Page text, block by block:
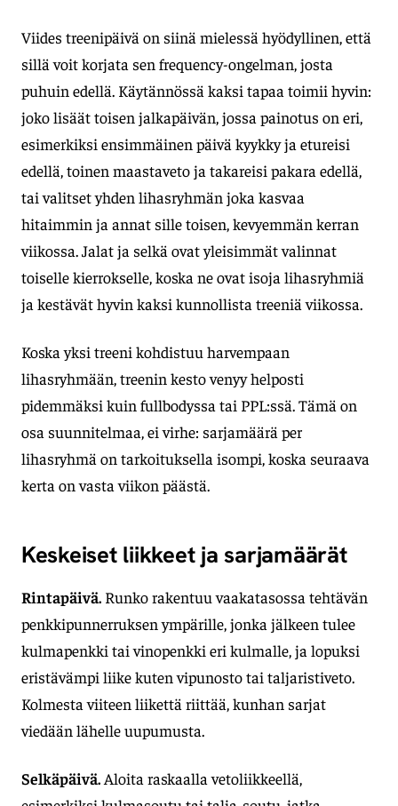
Viides treenipäivä on siinä mielessä hyödyllinen, että
sillä voit korjata sen frequency-ongelman, josta
puhuin edellä. Käytännössä kaksi tapaa toimii hyvin:
joko lisäät toisen jalkapäivän, jossa painotus on eri,
esimerkiksi ensimmäinen päivä kyykky ja etureisi
edellä, toinen maastaveto ja takareisi pakara edellä,
tai valitset yhden lihasryhmän joka kasvaa
hitaimmin ja annat sille toisen, kevyemmän kerran
viikossa. Jalat ja selkä ovat yleisimmät valinnat
toiselle kierrokselle, koska ne ovat isoja lihasryhmiä
ja kestävät hyvin kaksi kunnollista treeniä viikossa.
Koska yksi treeni kohdistuu harvempaan
lihasryhmään, treenin kesto venyy helposti
pidemmäksi kuin fullbodyssa tai PPL:ssä. Tämä on
osa suunnitelmaa, ei virhe: sarjamäärä per
lihasryhmä on tarkoituksella isompi, koska seuraava
kerta on vasta viikon päästä.
Keskeiset liikkeet ja sarjamäärät
Rintapäivä. Runko rakentuu vaakatasossa tehtävän
penkkipunnerruksen ympärille, jonka jälkeen tulee
kulmapenkki tai vinopenkki eri kulmalle, ja lopuksi
eristävämpi liike kuten vipunosto tai taljaristiveto.
Kolmesta viiteen liikettä riittää, kunhan sarjat
viedään lähelle uupumusta.
Selkäpäivä. Aloita raskaalla vetoliikkeellä,